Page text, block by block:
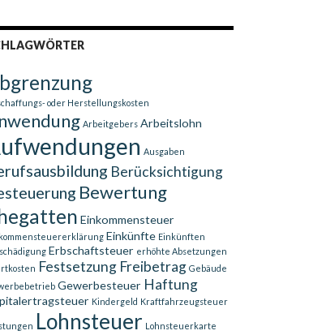
oder Herstellungskosten
Arbeitgebers Arbeitslohn
Ausgaben
Berücksichtigung
Bewertung
Einkommensteuer
Einkünfte Einkünften
Erbschaftsteuer erhöhte Absetzungen
Festsetzung Freibetrag Gebäude
Gewerbesteuer Haftung
Kindergeld Kraftfahrzeugsteuer
Lohnsteuer Lohnsteuerkarte